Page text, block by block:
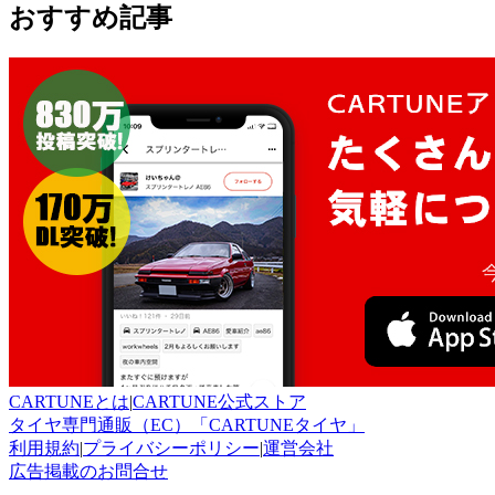
おすすめ記事
CARTUNEとは|CARTUNE公式ストア
タイヤ専門通販（EC）「CARTUNEタイヤ」
利用規約|プライバシーポリシー|運営会社
広告掲載のお問合せ